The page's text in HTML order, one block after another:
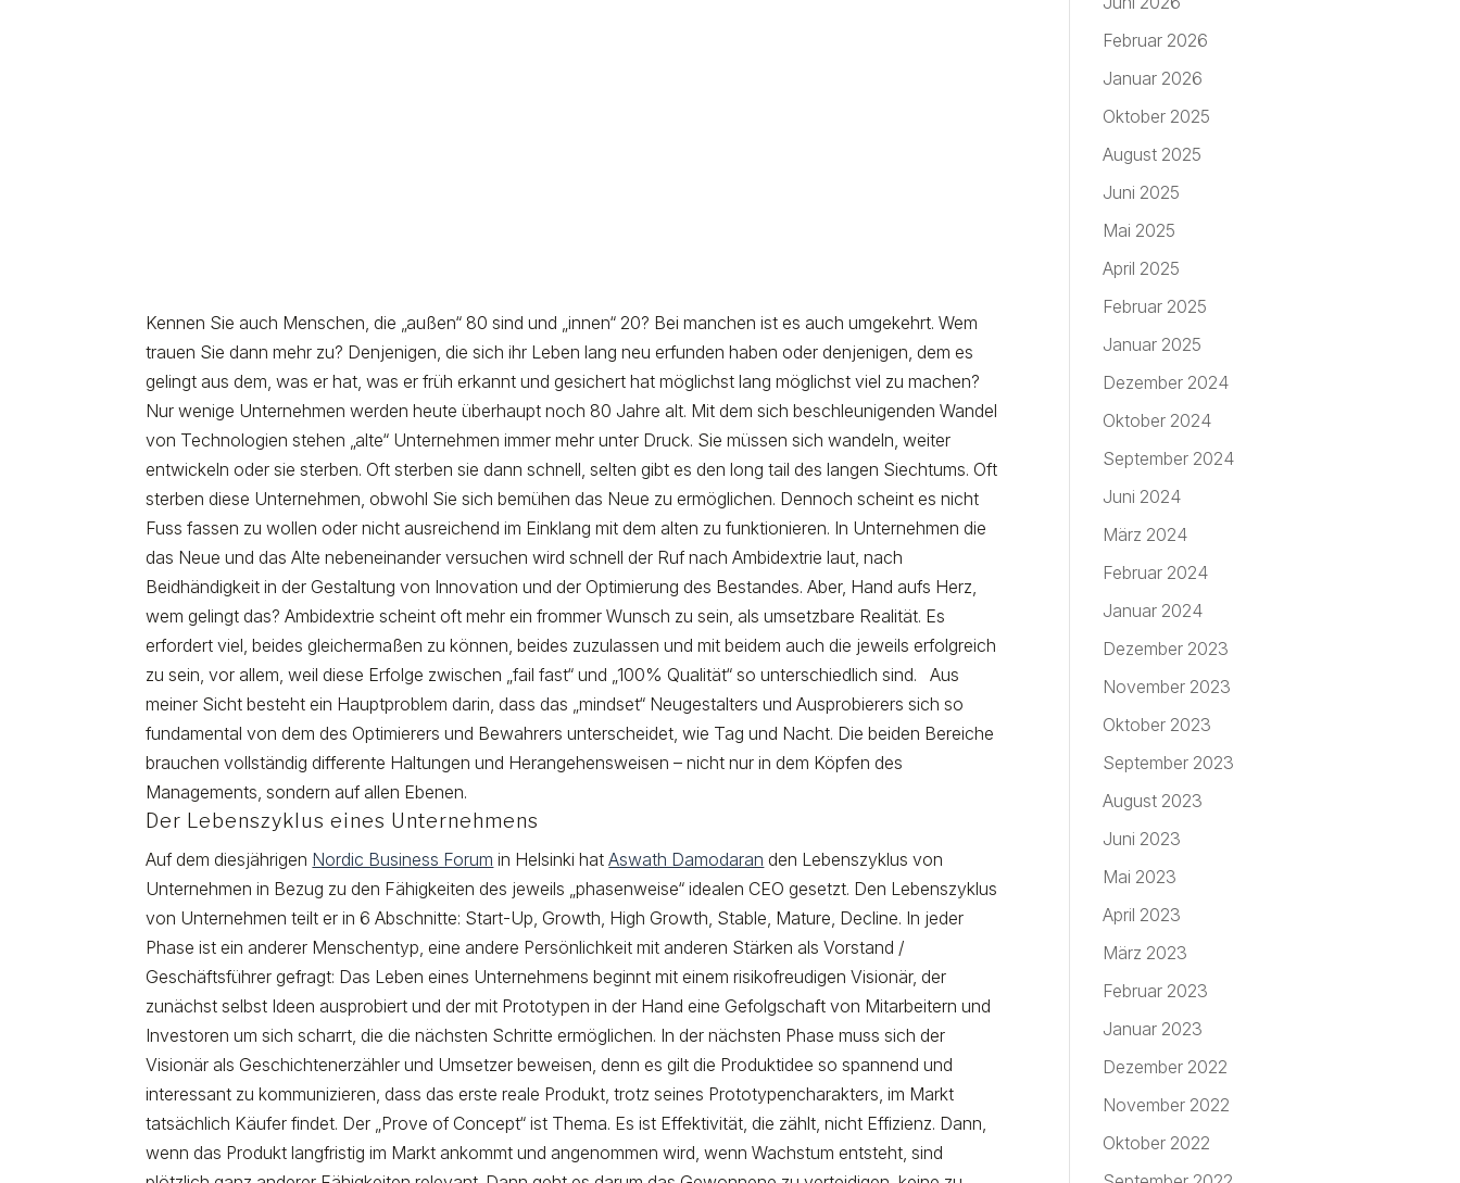
Kennen Sie auch Menschen, die „außen“ 80 sind und „innen“ 20? Bei manchen ist es auch umgekehrt. Wem
trauen Sie dann mehr zu? Denjenigen, die sich ihr Leben lang neu erfunden haben oder denjenigen, dem es
gelingt aus dem, was er hat, was er früh erkannt und gesichert hat möglichst lang möglichst viel zu machen?
Nur wenige Unternehmen werden heute überhaupt noch 80 Jahre alt. Mit dem sich beschleunigenden Wandel
von Technologien stehen „alte“ Unternehmen immer mehr unter Druck. Sie müssen sich wandeln, weiter
entwickeln oder sie sterben. Oft sterben sie dann schnell, selten gibt es den long tail des langen Siechtums. Oft
sterben diese Unternehmen, obwohl Sie sich bemühen das Neue zu ermöglichen. Dennoch scheint es nicht
Fuss fassen zu wollen oder nicht ausreichend im Einklang mit dem alten zu funktionieren. In Unternehmen die
das Neue und das Alte nebeneinander versuchen wird schnell der Ruf nach Ambidextrie laut, nach
Beidhändigkeit in der Gestaltung von Innovation und der Optimierung des Bestandes. Aber, Hand aufs Herz,
wem gelingt das? Ambidextrie scheint oft mehr ein frommer Wunsch zu sein, als umsetzbare Realität. Es
erfordert viel, beides gleichermaßen zu können, beides zuzulassen und mit beidem auch die jeweils erfolgreich
zu sein, vor allem, weil diese Erfolge zwischen „fail fast“ und „100% Qualität“ so unterschiedlich sind. Aus
meiner Sicht besteht ein Hauptproblem darin, dass das „mindset“ Neugestalters und Ausprobierers sich so
fundamental von dem des Optimierers und Bewahrers unterscheidet, wie Tag und Nacht. Die beiden Bereiche
brauchen vollständig differente Haltungen und Herangehensweisen – nicht nur in dem Köpfen des
Managements, sondern auf allen Ebenen.
Der Lebenszyklus eines Unternehmens
Auf dem diesjährigen Nordic Business Forum in Helsinki hatAswath Damodaran den Lebenszyklus von
Unternehmen in Bezug zu den Fähigkeiten des jeweils „phasenweise“ idealen CEO gesetzt. Den Lebenszyklus
von Unternehmen teilt er in 6 Abschnitte: Start-Up, Growth, High Growth, Stable, Mature, Decline. In jeder
Phase ist ein anderer Menschentyp, eine andere Persönlichkeit mit anderen Stärken als Vorstand /
Geschäftsführer gefragt: Das Leben eines Unternehmens beginnt mit einem risikofreudigen Visionär, der
zunächst selbst Ideen ausprobiert und der mit Prototypen in der Hand eine Gefolgschaft von Mitarbeitern und
Investoren um sich scharrt, die die nächsten Schritte ermöglichen. In der nächsten Phase muss sich der
Visionär als Geschichtenerzähler und Umsetzer beweisen, denn es gilt die Produktidee so spannend und
interessant zu kommunizieren, dass das erste reale Produkt, trotz seines Prototypencharakters, im Markt
tatsächlich Käufer findet. Der „Prove of Concept“ ist Thema. Es ist Effektivität, die zählt, nicht Effizienz. Dann,
wenn das Produkt langfristig im Markt ankommt und angenommen wird, wenn Wachstum entsteht, sind
Februar 2026
Januar 2026
Oktober 2025
August 2025
Juni 2025
Mai 2025
April 2025
Februar 2025
Januar 2025
Dezember 2024
Oktober 2024
September 2024
Juni 2024
März 2024
Februar 2024
Januar 2024
Dezember 2023
November 2023
Oktober 2023
September 2023
August 2023
Juni 2023
Mai 2023
April 2023
März 2023
Februar 2023
Januar 2023
Dezember 2022
November 2022
Oktober 2022